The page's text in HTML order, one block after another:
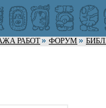
РАБОТ ФОРУМ